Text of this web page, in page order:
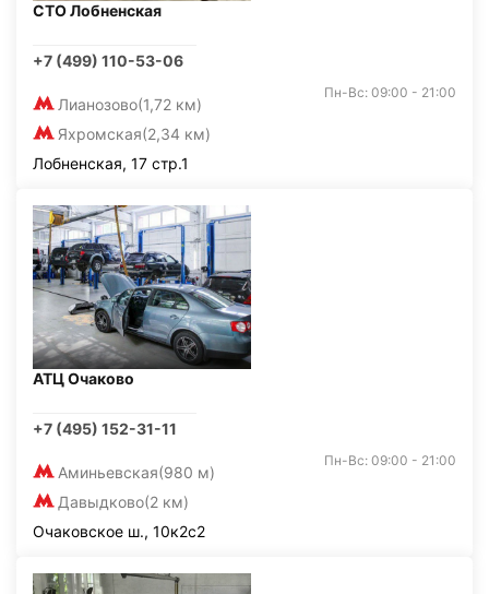
СТО Лобненская
+7 (499) 110-53-06
Лианозово(1,72 км)
Яхромская(2,34 км)
Пн-Вс: 09:00 - 21:00
Лобненская, 17 стр.1
АТЦ Очаково
+7 (495) 152-31-11
Аминьевская(980 м)
Давыдково(2 км)
Пн-Вс: 09:00 - 21:00
Очаковское ш., 10к2с2